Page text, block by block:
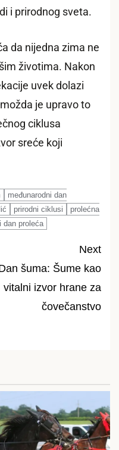
i prirodnog sveta.
da nijedna zima ne
životima. Nakon
uvek dolazi
je upravo to
ciklusa
sreće koji
međunarodni dan
prirodni ciklusi
prolećna
dan proleća
Next
šuma: Šume kao
vitalni izvor hrane za
čovečanstvo